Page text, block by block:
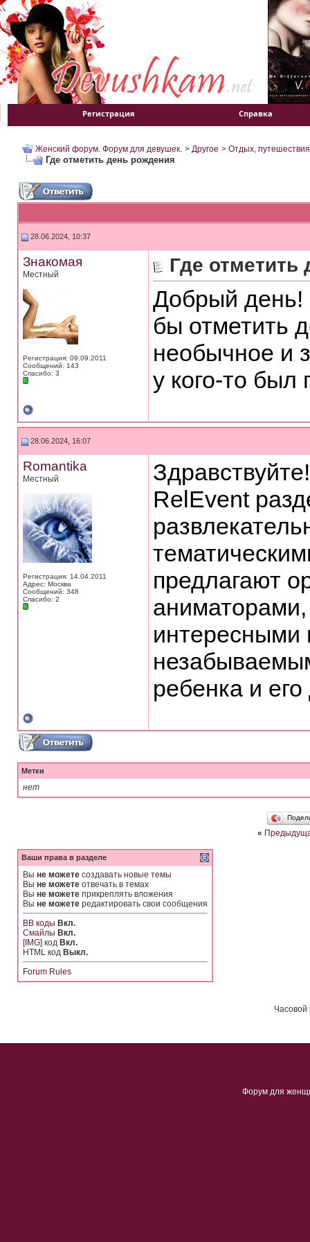
Регистрация Справка
Женский форум. Форум для девушек. > Другое > Отдых,
Где отметить день рождения
28.06.2024, 10:37
Знакомая
Местный
Регистрация: 09.09.2011
Сообщений: 143
Спасибо: 3
Где отметить
Добрый
бы отметить
необычное и
у кого-то
28.06.2024, 16:07
Romantika
Местный
Регистрация: 14.04.2011
Адрес: Москва
Сообщений: 348
Спасибо: 2
RelEvent
предлагают
интересными
ребенка и
Метки
нет
«
Ваши права в разделе
Вы не можете создавать новые темы
Вы не можете отвечать в темах
Вы не можете прикреплять вложения
Вы не можете редактировать свои сообщения
BB коды Вкл.
Смайлы Вкл.
[IMG] код Вкл.
HTML код Выкл.
Forum Rules
Часовой
Форум для